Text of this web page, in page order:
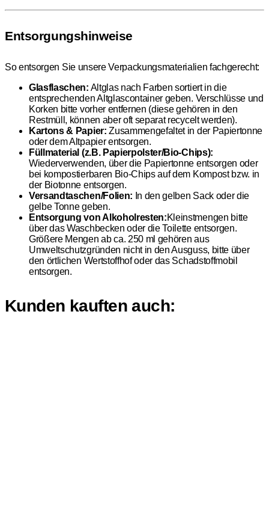
Entsorgungshinweise
So entsorgen Sie unsere Verpackungsmaterialien fachgerecht:
Glasflaschen: Altglas nach Farben sortiert in die
entsprechenden Altglascontainer geben. Verschlüsse und
Korken bitte vorher entfernen (diese gehören in den
Restmüll, können aber oft separat recycelt werden).
Kartons & Papier: Zusammengefaltet in der Papiertonne
oder dem Altpapier entsorgen.
Füllmaterial (z.B. Papierpolster/Bio-Chips):
Wiederverwenden, über die Papiertonne entsorgen oder
bei kompostierbaren Bio-Chips auf dem Kompost bzw. in
der Biotonne entsorgen.
Versandtaschen/Folien: In den gelben Sack oder die
gelbe Tonne geben.
Entsorgung von Alkoholresten:Kleinstmengen bitte
über das Waschbecken oder die Toilette entsorgen.
Größere Mengen ab ca. 250 ml gehören aus
Umweltschutzgründen nicht in den Ausguss, bitte über
den örtlichen Wertstoffhof oder das Schadstoffmobil
entsorgen.
Kunden kauften auch: